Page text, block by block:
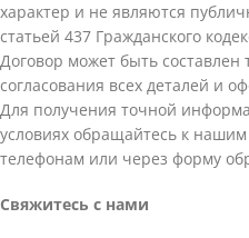
характер и не являются
статьей 437 Гражданского
Договор может быть составлен
согласования всех деталей и
Для получения точной
условиях обращайтесь к
телефонам или через форму
Свяжитесь с нами